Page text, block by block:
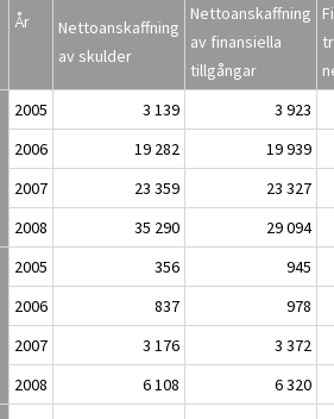
År
Nettoanskaffning
av skulder
Nettoanskaffning
av finansiella
tillgångar
2005 3 139
3 923
2006
19 282
19 939
2007
23 359
23 327
2008
35 290 29 094
2005 356
945
2006
837
978
2007
3 176
3 372
2008
6 108 6 320